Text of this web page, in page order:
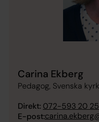
Carina Ekberg
Pedagog, Svenska
Direkt: 072-593 20 25
E-post: